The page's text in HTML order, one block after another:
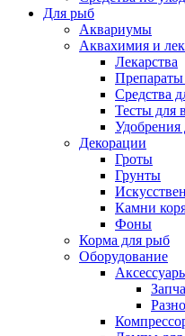
Для рыб
Аквариумы
Аквахимия и
Лекарства
Средства
Тесты для
Удобрения
Декорации
Гроты
Грунты
Камни
Фоны
Корма для рыб
Оборудование